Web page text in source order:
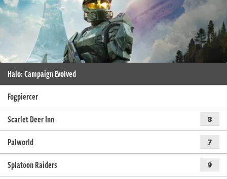
Halo: Campaign Evolved
Fogpiercer
Scarlet Deer Inn
8
Palworld 7
Splatoon Raiders 9